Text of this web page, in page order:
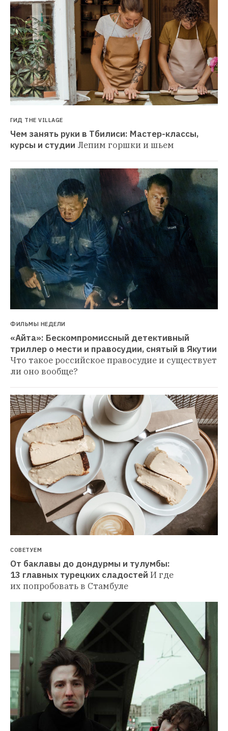
ГИД THE VILLAGE
Чем занять руки в Тбилиси: Мастер-классы,
курсы и студии Лепим горшки и шьем
ФИЛЬМЫ НЕДЕЛИ
«Айта»: Бескомпромиссный детективный
триллер о мести и правосудии, снятый в Якутии
Что такое российское правосудие и существует
ли оно вообще?
СОВЕТУЕМ
От баклавы до дондурмы и тулумбы:
13 главных турецких сладостей И где
их попробовать в Стамбуле